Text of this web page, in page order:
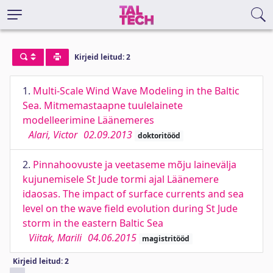
Kirjeid leitud: 2
1. Multi-Scale Wind Wave Modeling in the Baltic
Sea. Mitmemastaapne tuulelainete
modelleerimine Läänemeres
Alari, Victor 02.09.2013 doktoritööd
2. Pinnahoovuste ja veetaseme mõju lainevälja
kujunemisele St Jude tormi ajal Läänemere
idaosas. The impact of surface currents and sea
level on the wave field evolution during St Jude
storm in the eastern Baltic Sea
Viitak, Marili 04.06.2015 magistritööd
Kirjeid leitud: 2